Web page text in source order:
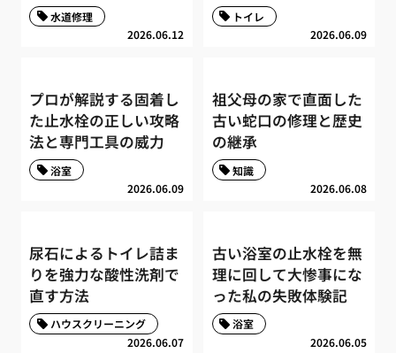
2026.06.12
水道修理
2026.06.09
トイレ
プロが解説する固着し
た止水栓の正しい攻略
法と専門工具の威力
2026.06.09
浴室
祖父母の家で直面した
古い蛇口の修理と歴史
の継承
2026.06.08
知識
尿石によるトイレ詰ま
りを強力な酸性洗剤で
直す方法
2026.06.07
ハウスクリーニング
古い浴室の止水栓を無
理に回して大惨事にな
った私の失敗体験記
2026.06.05
浴室